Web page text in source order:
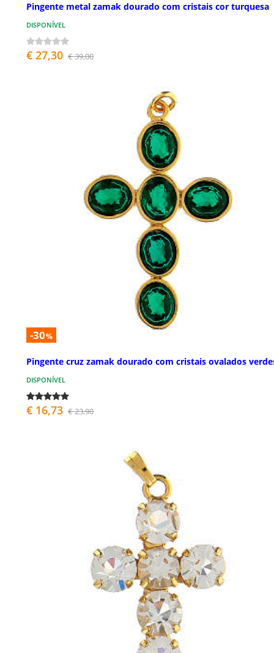
Pingente metal zamak dourado com cristais cor turquesa
DISPONÍVEL
€ 27,30 € 39,00
-30%
Pingente cruz zamak dourado com cristais ovalados
DISPONÍVEL
€ 16,73 € 23,90